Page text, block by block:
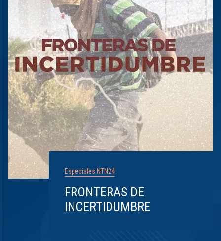
Especiales NTN24
FRONTERAS DE
INCERTIDUMBRE